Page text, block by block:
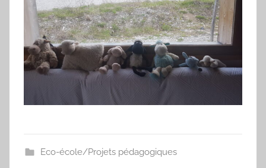
Eco-école/Projets pédagogiques